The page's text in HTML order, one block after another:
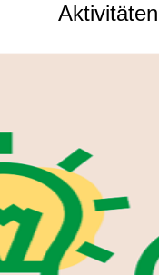
Aktivitäten